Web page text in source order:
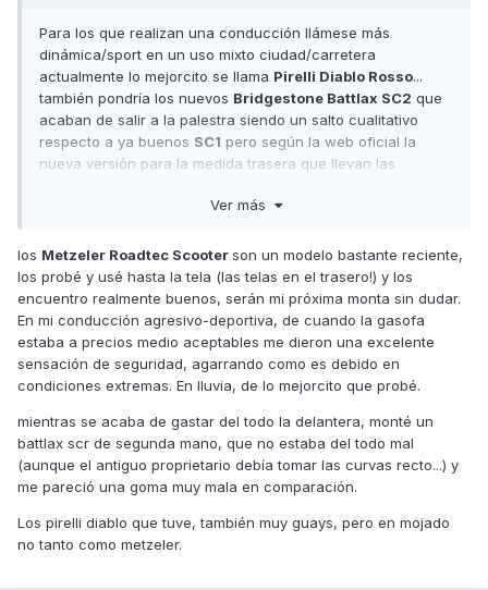
Para los que realizan una conducción llámese más
dinámica/sport en un uso mixto ciudad/carretera
actualmente lo mejorcito se llama Pirelli Diablo Rosso...
también pondría los nuevos Bridgestone Battlax SC2 que
acaban de salir a la palestra siendo un salto cualitativo
respecto a ya buenos SC1 pero según la web oficial la
nueva versión para la medida trasera que llevan las
Michelin CityGrip 2o bien losPirelli Angel Scooter...
También como neumático 'todo tiempo' de primerísimo nivel
Bridgestone ha sacado losBattlax SC2 Rain, pero pasa lo
mismo que la versión sport de verano, o sea, en medida
150/70 r13 aún no está en catálogo.
abarcando una buena faceta de todo lo anterior tenemos a
los Metzeler Roadtec Scooter... un neumático de
comportamiento muy homogéneo en toda circunstancia. Y
de este mismo estilo son los veteranosDunlop
siguen siendo una muy buena opción.
Ver más
los Metzeler Roadtec Scooterson un modelo bastante reciente,
los probé y usé hasta la tela (las telas en el trasero!) y los
encuentro realmente buenos, serán mi próxima monta sin dudar.
En mi conducción agresivo-deportiva, de cuando la gasofa
estaba a precios medio aceptables me dieron una excelente
sensación de seguridad, agarrando como es debido en
condiciones extremas. En lluvia, de lo mejorcito que probé.
mientras se acaba de gastar del todo la delantera, monté un
battlax scr de segunda mano, que no estaba del todo mal
(aunque el antiguo proprietario debía tomar las curvas recto...) y
me pareció una goma muy mala en comparación.
Los pirelli diablo que tuve, también muy guays, pero en mojado
no tanto como metzeler.